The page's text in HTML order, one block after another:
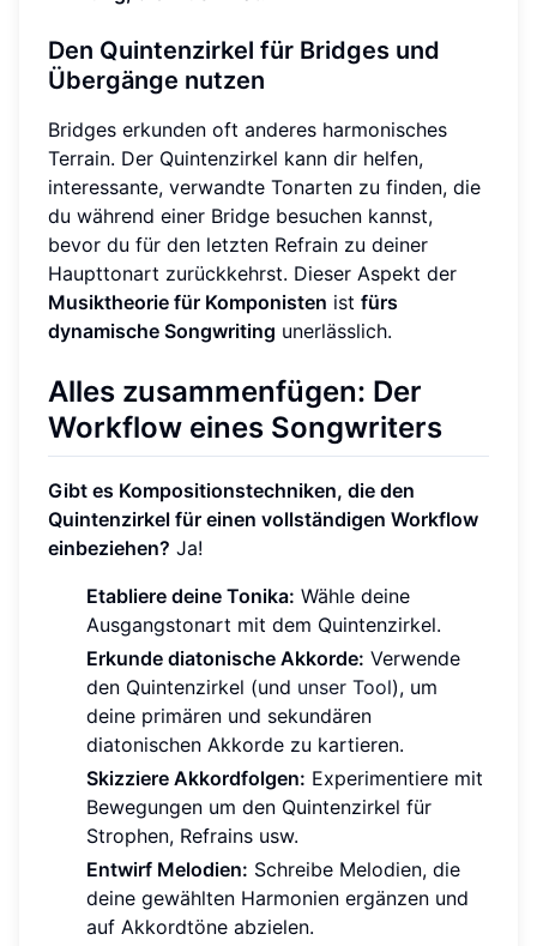
Den Quintenzirkel für Bridges und
Übergänge nutzen
Bridges erkunden oft anderes harmonisches
Terrain. Der Quintenzirkel kann dir helfen,
interessante, verwandte Tonarten zu finden, die
du während einer Bridge besuchen kannst,
bevor du für den letzten Refrain zu deiner
Haupttonart zurückkehrst. Dieser Aspekt der
Musiktheorie für Komponisten ist fürs
dynamische Songwriting unerlässlich.
Alles zusammenfügen: Der
Workflow eines Songwriters
Gibt es Kompositionstechniken, die den
Quintenzirkel für einen vollständigen Workflow
einbeziehen? Ja!
Etabliere deine Tonika: Wähle deine
Ausgangstonart mit dem Quintenzirkel.
Erkunde diatonische Akkorde: Verwende
den Quintenzirkel (und unser Tool), um
deine primären und sekundären
diatonischen Akkorde zu kartieren.
Skizziere Akkordfolgen: Experimentiere mit
Bewegungen um den Quintenzirkel für
Strophen, Refrains usw.
Entwirf Melodien: Schreibe Melodien, die
deine gewählten Harmonien ergänzen und
auf Akkordtöne abzielen.